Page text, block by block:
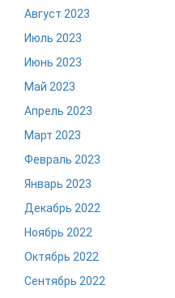
Август 2023
Июль 2023
Июнь 2023
Май 2023
Апрель 2023
Март 2023
Февраль 2023
Январь 2023
Декабрь 2022
Ноябрь 2022
Октябрь 2022
Сентябрь 2022